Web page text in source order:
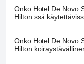
Kyllä, Hotel De Novo
Hilton:ssä on uima-
useampaan
Onko Hotel De Novo
Hilton:ssä
Ei, Hotel De Novo
tarjoa kylpylää.
Onko Hotel De Novo
Hilton